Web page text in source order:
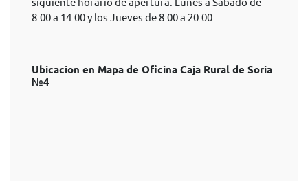
siguiente horario de apertura. Lunes a Sábado de
8:00 a 14:00 y los Jueves de 8:00 a 20:00
Ubicacion en Mapa de Oficina Caja Rural de Soria
№4